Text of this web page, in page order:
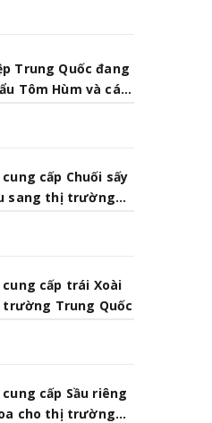
Trung Quốc đang
Tôm Hùm và các
cấp Chuối sấy
sang thị trường
cấp trái Xoài
Trung Quốc
cấp Sầu riêng
cho thị trường